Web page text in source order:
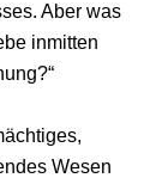
Aber was
inmitten
Wesen